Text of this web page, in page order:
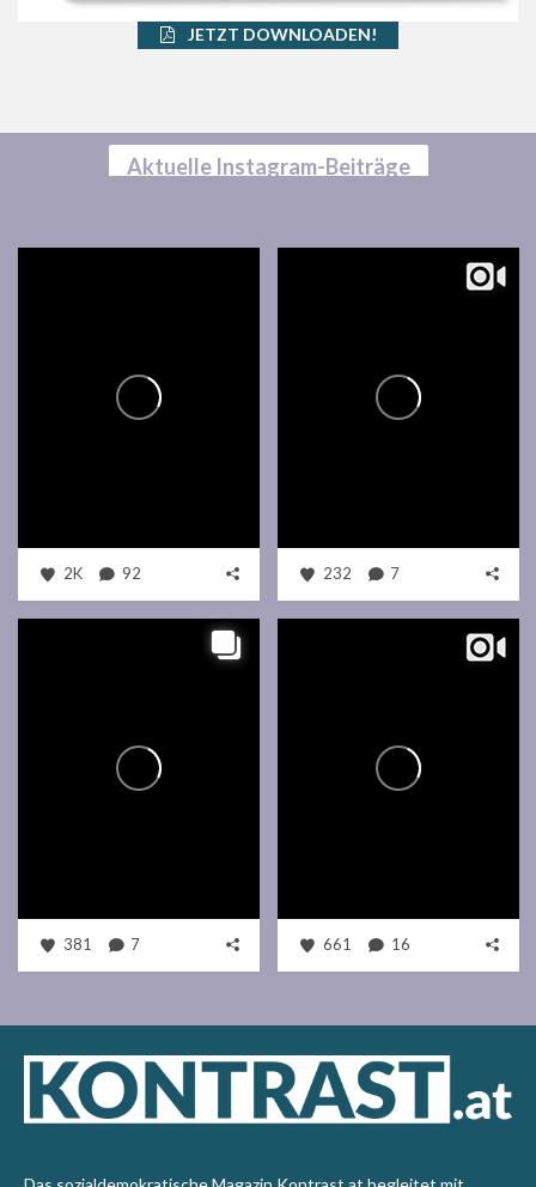
JETZT DOWNLOADEN!
Aktuelle Instagram-Beiträge
2K 92 232 7
381 7 661 16